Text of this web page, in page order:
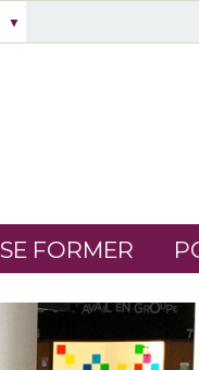
SE FORMER